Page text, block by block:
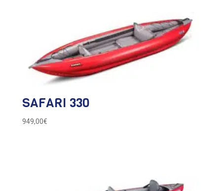
SAFARI 330
949,00€